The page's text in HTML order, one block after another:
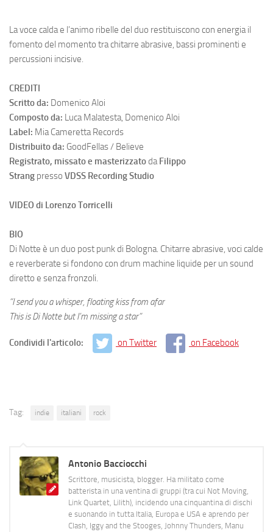
La voce calda e l’animo ribelle del duo restituiscono con energia il
fomento del momento tra chitarre abrasive, bassi prominenti e
percussioni incisive.
CREDITI
Scritto da: Domenico Aloi
Composto da: Luca Malatesta, Domenico Aloi
Label: Mia Cameretta Records
Distribuito da: GoodFellas / Believe
Registrato, missato e masterizzatodaFilippo
Strang presso VDSS Recording Studio
VIDEO di Lorenzo Torricelli
BIO
Di Notte è un duo post punk di Bologna. Chitarre abrasive, voci calde
e reverberate si fondono con drum machine liquide per un sound
diretto e senza fronzoli.
“I send you a whisper, floating kiss from afar
This is Di Notte but I’m missing a star”
Condividi l'articolo: on Twitter on Facebook
Tag: indie italiani rock
Antonio Bacciocchi
Scrittore, musicista, blogger. Ha militato come
batterista in una ventina di gruppi (tra cui Not Moving,
Link Quartet, Lilith), incidendo una cinquantina di dischi
e suonando in tutta Italia, Europa e USA e aprendo per
Clash, Iggy and the Stooges, Johnny Thunders, Manu